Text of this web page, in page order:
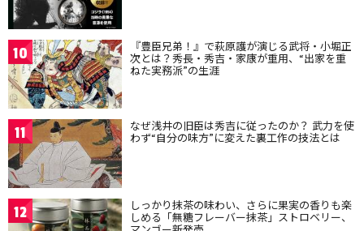
10 『豊臣兄弟！』で萩原護が演じる武将・小堀正
次とは？秀長・秀吉・家康が重用、“出家を重
ねた実務派”の生涯
11 なぜ浅井の旧臣は秀吉に従ったのか？ 武力を使
わず“自分の味方”に変えた裏工作の技法とは
12 しっかり抹茶の味わい、さらに果実の香りも楽
しめる「無糖フレーバー抹茶」ストロベリー、